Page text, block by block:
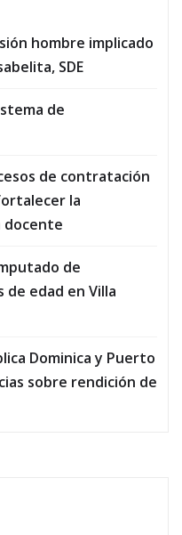
hombre implicado
SDE
de
de contratación
la
docente
de
de edad en Villa
Dominica y Puerto
sobre rendición de